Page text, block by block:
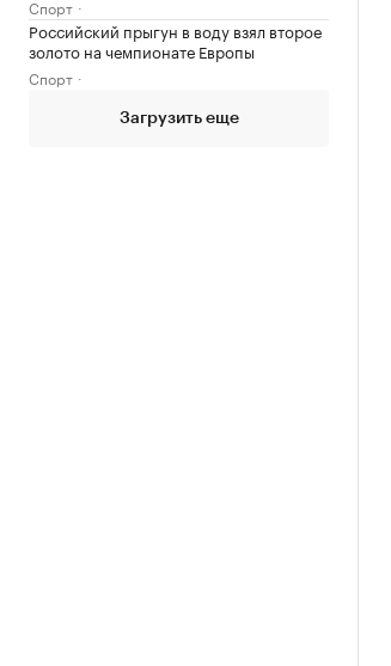
Спорт
Российский прыгун в воду взял второе
золото на чемпионате Европы
Спорт
Загрузить еще